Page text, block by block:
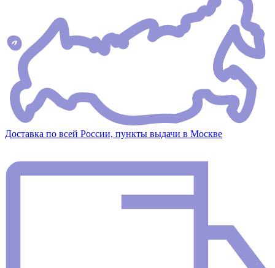
Доставка по всей России, пункты выдачи в Москве